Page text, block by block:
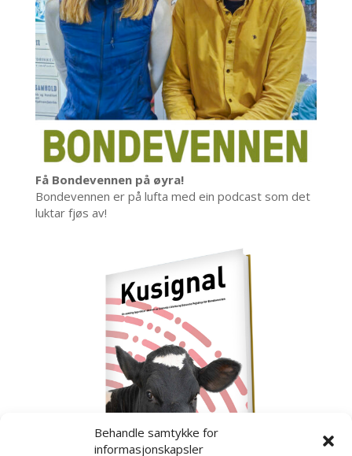
Behandle samtykke for
informasjonskapsler
Få Bondevennen på øyra!
Bondevennen er på lufta med ein podcast som det
luktar fjøs av!